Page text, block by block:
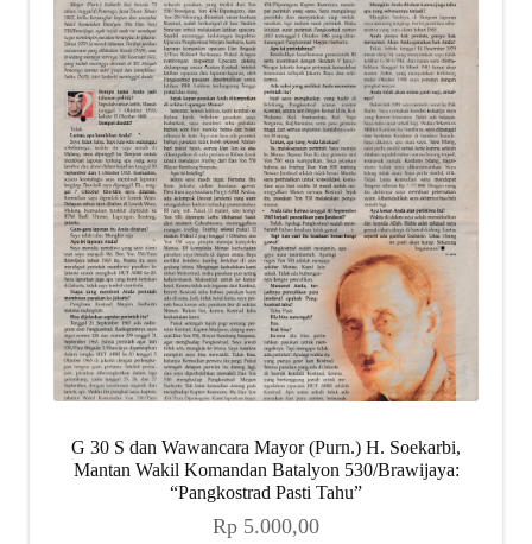
G 30 S dan Wawancara Mayor (Purn.) H. Soekarbi,
Mantan Wakil Komandan Batalyon 530/Brawijaya:
“Pangkostrad Pasti Tahu”
Rp 5.000,00